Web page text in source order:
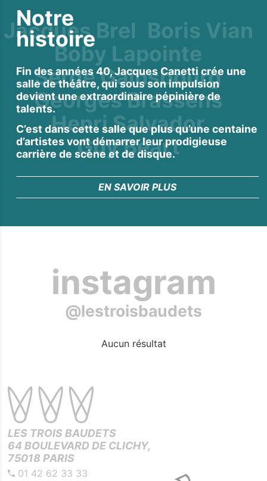
Jacques Brel Boris Vian
Boby Lapointe
Serge Gainsbourg
Georges Brassens
Henri Salvador
Guy Béart
Juliette Gréco
Raymond Devos
Notre
histoire
Fin des années 40, Jacques Canetti crée une
salle de théâtre, qui sous son impulsion
devient une extraordinaire pépinière de
talents.
C’est dans cette salle que plus qu’une centaine
d’artistes vont démarrer leur prodigieuse
carrière de scène et de disque.
EN SAVOIR PLUS
instagram
@lestroisbaudets
Aucun résultat
LES TROIS BAUDETS
64 BOULEVARD DE CLICHY,
75018 PARIS
01 42 62 33 33